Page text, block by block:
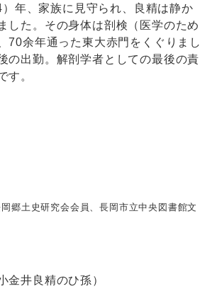
年、家族に見守られ、良精は静か
した。その身体は剖検（医学のため
70余年通った東大赤門をくぐりまし
の出勤。解剖学者としての最後の責
す。
郷土史研究会会員、長岡市立中央図書館文
金井良精のひ孫）